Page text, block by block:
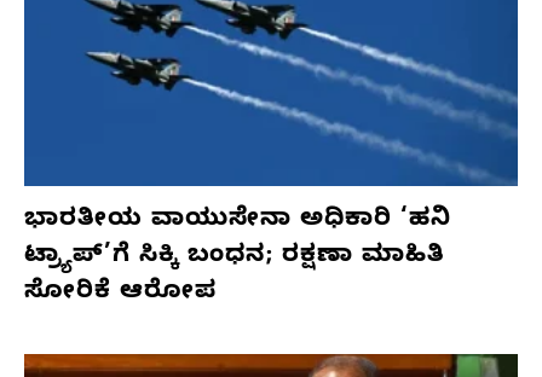
ಭಾರತೀಯ ವಾಯುಸೇನಾ ಅಧಿಕಾರಿ ‘ಹನಿ
ಟ್ರ್ಯಾಪ್’ಗೆ ಸಿಕ್ಕಿ ಬಂಧನ; ರಕ್ಷಣಾ ಮಾಹಿತಿ
ಸೋರಿಕೆ ಆರೋಪ